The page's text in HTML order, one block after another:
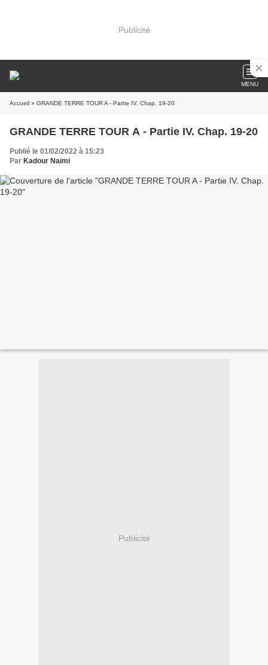
Publicité
MENU
Accueil » GRANDE TERRE TOUR A - Partie IV. Chap. 19-20
GRANDE TERRE TOUR A - Partie IV. Chap. 19-20
Publié le 01/02/2022 à 15:23
Par Kadour Naimi
Publicité